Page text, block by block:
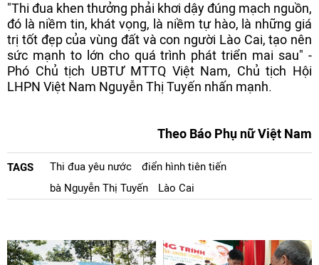
"Thi đua khen thưởng phải khơi dậy đúng mạch nguồn,
đó là niềm tin, khát vọng, là niềm tự hào, là những giá
trị tốt đẹp của vùng đất và con người Lào Cai, tạo nên
sức mạnh to lớn cho quá trình phát triển mai sau" -
Phó Chủ tịch UBTƯ MTTQ Việt Nam, Chủ tịch Hội
LHPN Việt Nam Nguyễn Thị Tuyến nhấn mạnh.
Theo Báo Phụ nữ Việt Nam
TAGS Thi đua yêu nước
điển hình tiên tiến
bà Nguyễn Thị Tuyến
Lào Cai